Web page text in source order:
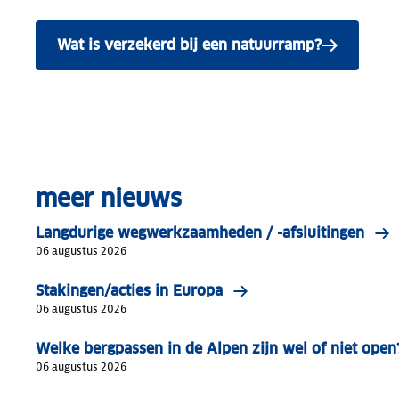
Wat is verzekerd bij een natuurramp?
meer nieuws
Langdurige wegwerkzaamheden / -afsluitingen
06 augustus 2026
Stakingen/acties in Europa
06 augustus 2026
Welke bergpassen in de Alpen zijn wel of niet
06 augustus 2026